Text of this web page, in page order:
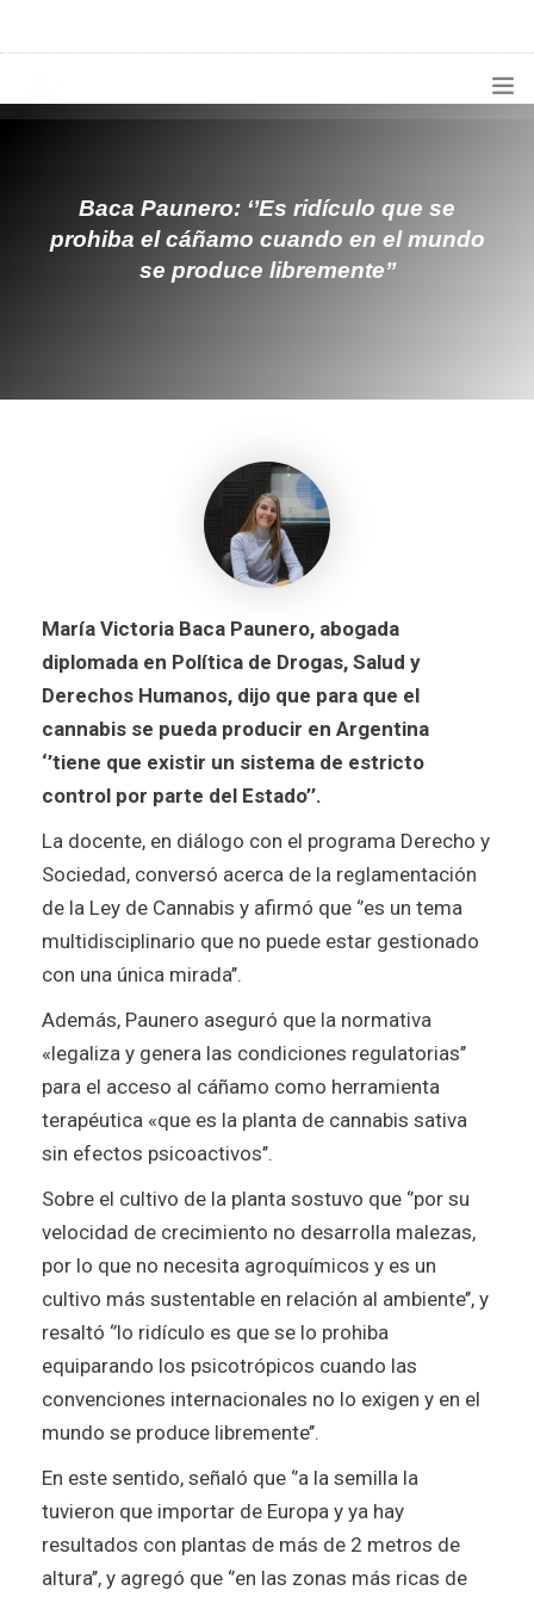
¿QUIÉNES SOMOS?
PROGRAMACIÓN
Baca Paunero: ‘’Es ridículo que se
prohiba el cáñamo cuando en el mundo
se produce libremente’’
María Victoria Baca Paunero, abogada
diplomada en Política de Drogas, Salud y
Derechos Humanos, dijo que para que el
cannabis se pueda producir en Argentina
‘’tiene que existir un sistema de estricto
control por parte del Estado’’.
La docente, en diálogo con el programa Derecho y
Sociedad, conversó acerca de la reglamentación
de la Ley de Cannabis y afirmó que ‘’es un tema
multidisciplinario que no puede estar gestionado
con una única mirada’’.
Además, Paunero aseguró que la normativa
«legaliza y genera las condiciones regulatorias’’
para el acceso al cáñamo como herramienta
terapéutica «que es la planta de cannabis sativa
sin efectos psicoactivos’’.
Sobre el cultivo de la planta sostuvo que ‘’por su
velocidad de crecimiento no desarrolla malezas,
por lo que no necesita agroquímicos y es un
cultivo más sustentable en relación al ambiente’’, y
resaltó ‘’lo ridículo es que se lo prohiba
equiparando los psicotrópicos cuando las
convenciones internacionales no lo exigen y en el
mundo se produce libremente’’.
En este sentido, señaló que ‘’a la semilla la
tuvieron que importar de Europa y ya hay
resultados con plantas de más de 2 metros de
altura’’, y agregó que ‘’en las zonas más ricas de